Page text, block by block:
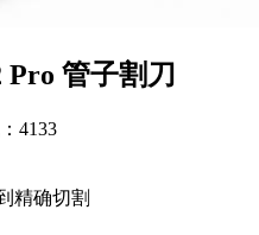
管子割刀
4133
精确切割